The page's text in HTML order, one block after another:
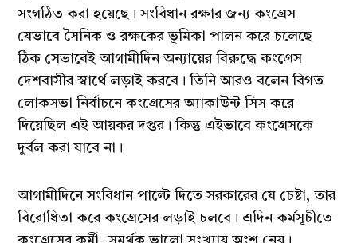
সংগঠিত করা হয়েছে। সংবিধান রক্ষার জন্য কংগ্রেস
যেভাবে সৈনিক ও রক্ষকের ভূমিকা পালন করে চলেছে
ঠিক সেভাবেই আগামীদিন অন্যায়ের বিরুদ্ধে কংগ্রেস
দেশবাসীর স্বার্থে লড়াই করবে। তিনি আরও বলেন বিগত
লোকসভা নির্বাচনে কংগ্রেসের অ্যাকাউন্ট সিস করে
দিয়েছিল এই আয়কর দপ্তর। কিন্তু এইভাবে কংগ্রেসকে
দুর্বল করা যাবে না।
আগামীদিনে সংবিধান পাল্টে দিতে সরকারের যে চেষ্টা, তার
বিরোধিতা করে কংগ্রেসের লড়াই চলবে। এদিন কর্মসূচীতে